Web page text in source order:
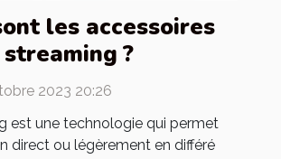
les accessoires
?
2023 20:26
est une technologie qui permet
direct ou légèrement en différé